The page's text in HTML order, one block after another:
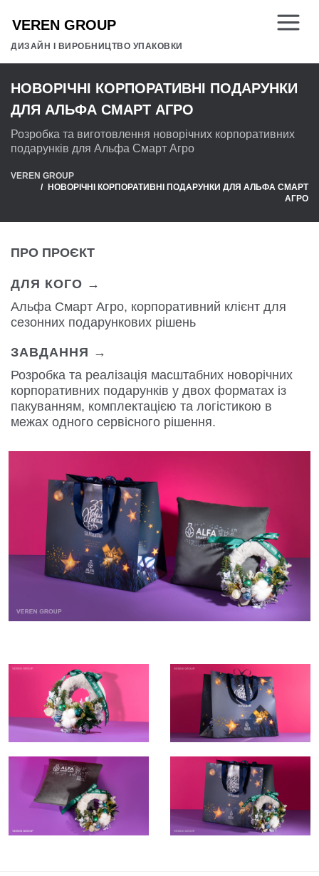
ДИЗАЙН І ВИРОБНИЦТВО УПАКОВКИ
НОВОРІЧНІ КОРПОРАТИВНІ ПОДАРУНКИ
ДЛЯ АЛЬФА СМАРТ АГРО
Розробка та виготовлення новорічних корпоративних
подарунків для Альфа Смарт Агро
VEREN GROUP
НОВОРІЧНІ КОРПОРАТИВНІ ПОДАРУНКИ ДЛЯ АЛЬФА СМАРТ
АГРО
ПРО ПРОЄКТ
ДЛЯ КОГО →
Альфа Смарт Агро, корпоративний клієнт для
сезонних подарункових рішень
ЗАВДАННЯ →
Розробка та реалізація масштабних новорічних
корпоративних подарунків у двох форматах із
пакуванням, комплектацією та логістикою в
межах одного сервісного рішення.